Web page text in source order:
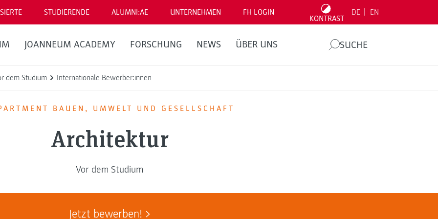
STUDIERENDE ALUMNI:AE UNTERNEHMEN FH LOGIN
KONTRAST
DE EN
JOANNEUM ACADEMY FORSCHUNG NEWS ÜBER UNS SUCHE
dem Studium Internationale Bewerber:innen
BAUEN, UMWELT UND GESELLSCHAFT
Architektur
Vor dem Studium
Jetzt bewerben!